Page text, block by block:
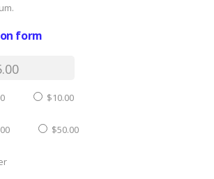
form
$10.00
$50.00